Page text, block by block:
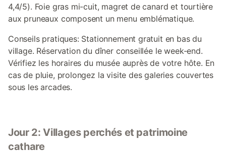
4,4/5). Foie gras mi-cuit, magret de canard et tourtière
aux pruneaux composent un menu emblématique.
Conseils pratiques: Stationnement gratuit en bas du
village. Réservation du dîner conseillée le week-end.
Vérifiez les horaires du musée auprès de votre hôte. En
cas de pluie, prolongez la visite des galeries couvertes
sous les arcades.
Jour 2: Villages perchés et patrimoine
cathare